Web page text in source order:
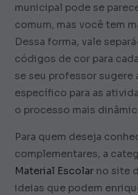
municipal pode se
comum, mas você tem
Dessa forma, vale
códigos de cor para
se seu professor sugere
específico para as
o processo mais
Para quem deseja
complementares, a
Material Escolar no site
ideias que podem